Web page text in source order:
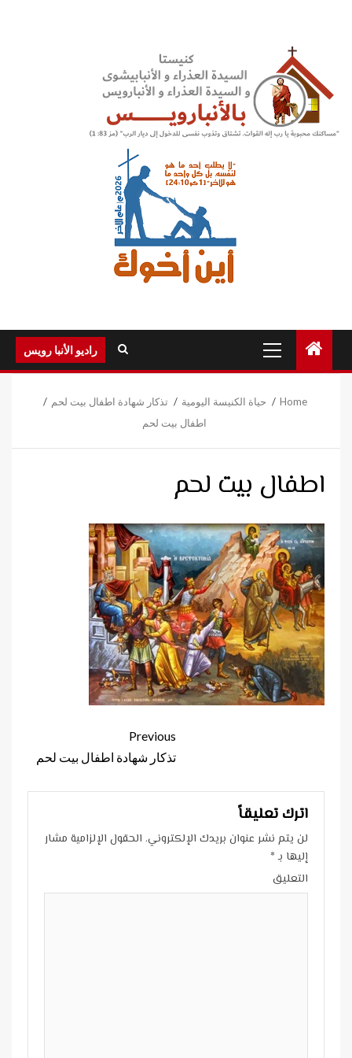
Menu
راديو الأنبا رويس
Home حياة الكنيسة اليومية
تذكار شهادة اطفال بيت لحم
اطفال بيت لحم
اطفال بيت لحم
Previous
تذكار شهادة اطفال بيت لحم
اترك تعليقاً
لن يتم نشر عنوان بريدك الإلكتروني. الحقول الإلزامية مشار
إليها بـ*
التعليق